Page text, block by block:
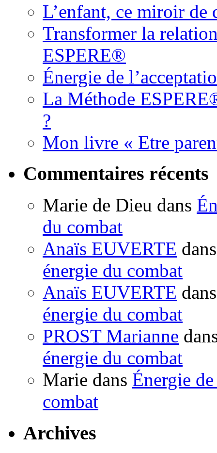
L’enfant, ce miroir de
Transformer la
ESPERE®
Énergie de
La Méthode
?
Mon livre « Etre
Commentaires récents
Marie de Dieu dans
du combat
Anaïs EUVERTE
énergie du combat
Anaïs EUVERTE
énergie du combat
PROST Marianne
énergie du combat
Marie dans Énergie
combat
Archives